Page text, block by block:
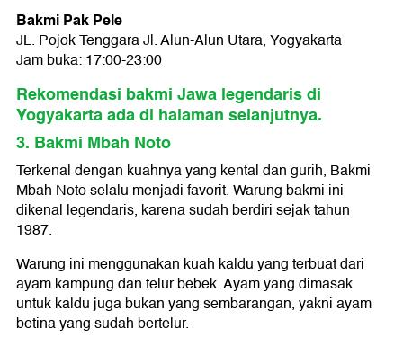
Bakmi Pak Pele
JL. Pojok Tenggara Jl. Alun-Alun Utara, Yogyakarta
Jam buka: 17:00-23:00
Rekomendasi bakmi Jawa legendaris di
Yogyakarta ada di halaman selanjutnya.
3. Bakmi Mbah Noto
Terkenal dengan kuahnya yang kental dan gurih, Bakmi
Mbah Noto selalu menjadi favorit. Warung bakmi ini
dikenal legendaris, karena sudah berdiri sejak tahun
1987.
Warung ini menggunakan kuah kaldu yang terbuat dari
ayam kampung dan telur bebek. Ayam yang dimasak
untuk kaldu juga bukan yang sembarangan, yakni ayam
betina yang sudah bertelur.